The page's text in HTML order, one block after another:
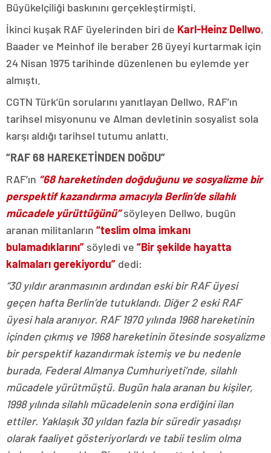
Büyükelçiliği baskınını gerçekleştirmişti.
İkinci kuşak RAF üyelerinden biri de Karl-Heinz Dellwo,
Baader ve Meinhof ile beraber 26 üyeyi kurtarmak için
24 Nisan 1975 tarihinde düzenlenen bu eylemde yer
almıştı.
CGTN Türk’ün sorularını yanıtlayan Dellwo, RAF’ın
tarihsel misyonunu ve Alman devletinin sosyalist sola
karşı aldığı tarihsel tutumu anlattı.
“RAF 68 HAREKETİNDEN DOĞDU”
RAF’ın “68 hareketinden doğduğunu ve sosyalizme bir
perspektif kazandırma amacıyla Berlin’de silahlı
mücadele yürüttüğünü”söyleyen Dellwo, bugün
aranan militanların “teslim olma imkanı
bulamadıklarını” söyledi ve “Bir şekilde hayatta
kalmaları gerekiyordu” dedi:
“30 yıldır aranmasının ardından eski bir RAF üyesi
geçen hafta Berlin’de tutuklandı. Diğer 2 eski RAF
üyesi hala aranıyor. RAF 1970 yılında 1968 hareketinin
içinden çıkmış ve 1968 hareketinin ötesinde sosyalizme
bir perspektif kazandırmak istemiş ve bu nedenle
burada, Federal Almanya Cumhuriyeti’nde, silahlı
mücadele yürütmüştü. Bugün hala aranan bu kişiler,
1998 yılında silahlı mücadelenin sona erdiğini ilan
ettiler. Yaklaşık 30 yıldan fazla bir süredir yasadışı
olarak faaliyet gösteriyorlardı ve tabii teslim olma